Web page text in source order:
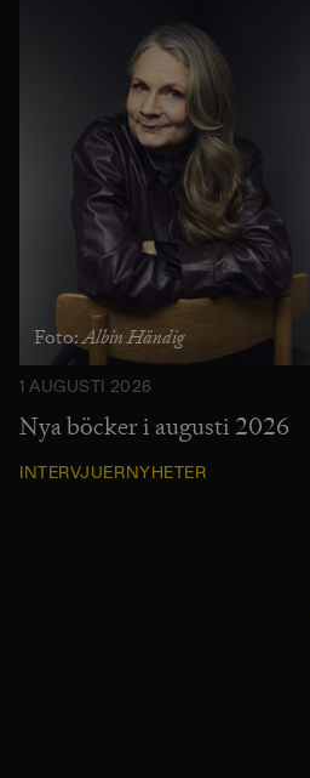
Foto:Albin Händig
1 AUGUSTI 2026
Nya böcker i augusti 2026
INTERVJUER NYHETER